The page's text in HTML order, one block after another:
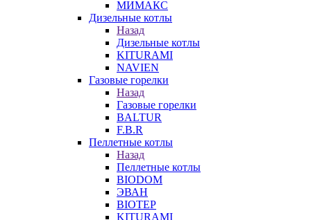
МИМАКС
Дизельные котлы
Назад
Дизельные котлы
KITURAMI
NAVIEN
Газовые горелки
Назад
Газовые горелки
BALTUR
F.B.R
Пеллетные котлы
Назад
Пеллетные котлы
BIODOM
ЭВАН
BIOTEP
KITURAMI